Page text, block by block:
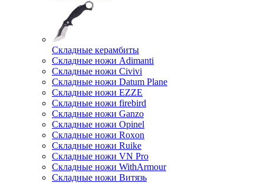
Складные керамбиты
Складные ножи Adimanti
Складные ножи Civivi
Складные ножи Datum Plane
Складные ножи EZZE
Складные ножи firebird
Складные ножи Ganzo
Складные ножи Opinel
Складные ножи Roxon
Складные ножи Ruike
Складные ножи VN Pro
Складные ножи WithArmour
Складные ножи Витязь